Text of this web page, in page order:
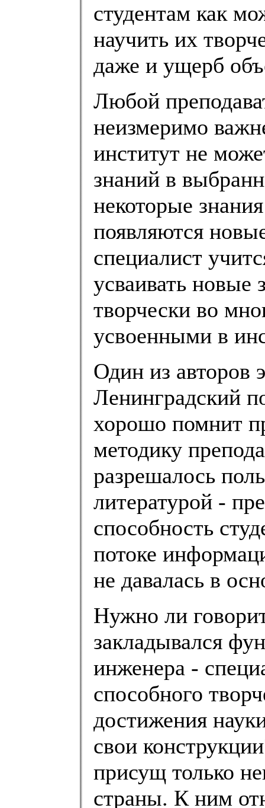
студентам как
научить их
даже и ущерб
Любой
неизмеримо
институт не
знаний в
некоторые
появляются
специалист
усваивать новые
творчески во
усвоенными в
Один из авторов
Ленинградский
хорошо помнит
методику
разрешалось
литературой -
способность
потоке
не давалась в
Нужно ли
закладывался
инженера -
способного
достижения
свои
присущ только
страны. К ним